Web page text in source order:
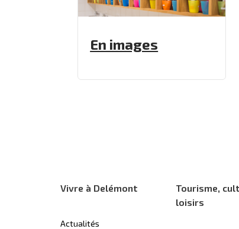
En images
Vivre à Delémont
Actualités
Tourisme,
loisirs